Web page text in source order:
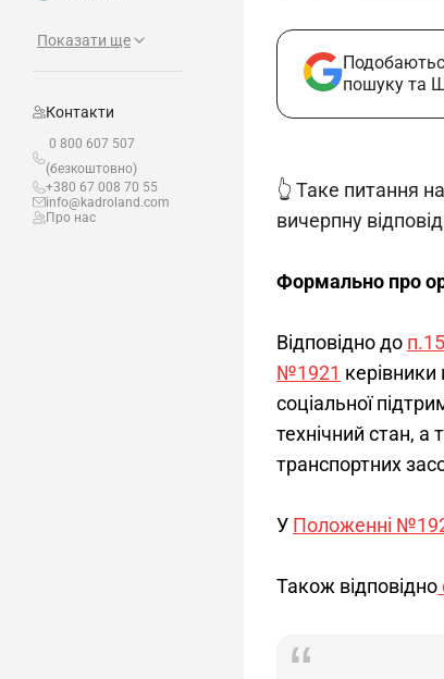
Показати ще
Контакти
0 800 607 507
(безкоштовно)
+380 67 008 70 55
info@kadroland.com
Про нас
пошуку та
👆 Таке питання
вичерпну
Формально про
Відповідно до п.15
№1921
соціальної
технічний стан,
транспортних
У Положенні
Також відповідно